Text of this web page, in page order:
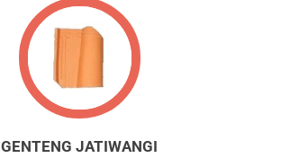
GENTENG JATIWANGI